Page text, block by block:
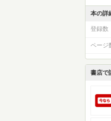
本の詳
登録数
ページ
書店で